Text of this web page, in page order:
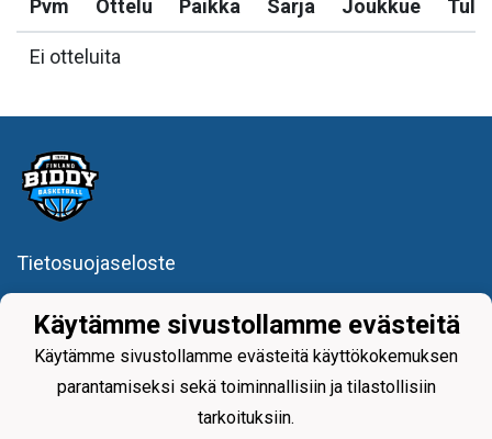
Pvm Ottelu Paikka Sarja Joukkue
Ei otteluita
Tietosuojaseloste
Lisätietoja yhdistyksen toiminnasta saat soittamalla
045-1212170 Pekka Hartikainen
Käytämme sivustollamme evästeitä
Käytämme sivustollamme evästeitä käyttökokemuksen
parantamiseksi sekä toiminnallisiin ja tilastollisiin
tarkoituksiin.